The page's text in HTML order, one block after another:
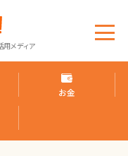
用メディア
メ
ニ
お金